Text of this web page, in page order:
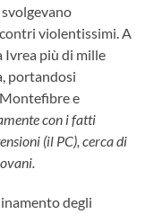
violentissimi. A
Ivrea più di mille
portandosi
e
con i fatti
(il PC), cerca di
degli